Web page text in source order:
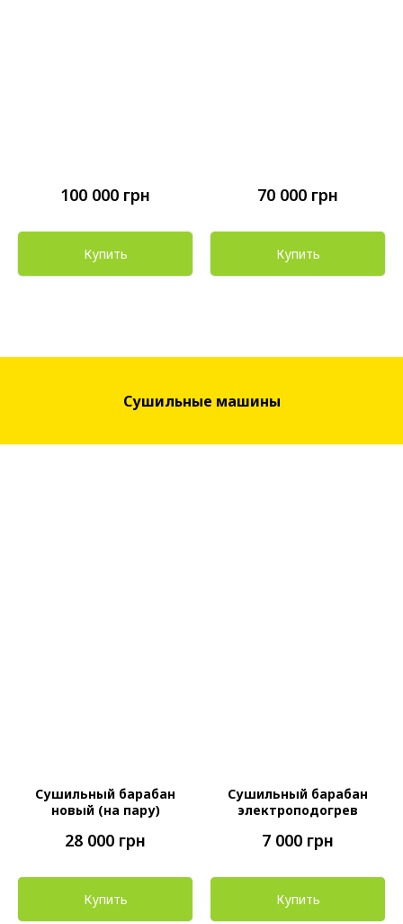
100 000 грн
Купить
70 000 грн
Купить
Сушильные машины
Сушильный барабан
новый (на пару)
28 000 грн
Купить
Сушильный барабан
электроподогрев
7 000 грн
Купить